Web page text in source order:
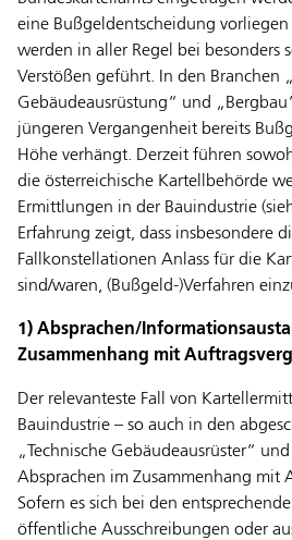
eine Bußgeldentscheidung
werden in aller Regel bei besonders
Verstößen geführt. In den Branchen
Gebäudeausrüstung“ und
jüngeren Vergangenheit bereits
Höhe verhängt. Derzeit führen
die österreichische Kartellbehörde
Ermittlungen in der Bauindustrie
Erfahrung zeigt, dass insbesondere
Fallkonstellationen Anlass für die
sind/waren, (Bußgeld-)Verfahren
1) Absprachen/
Zusammenhang mit
Der relevanteste Fall von
Bauindustrie – so auch in den
„Technische Gebäudeausrüster“
Absprachen im Zusammenhang mit
Sofern es sich bei den
öffentliche Ausschreibungen oder